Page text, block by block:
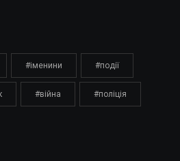
#іменини #події
#війна #поліція